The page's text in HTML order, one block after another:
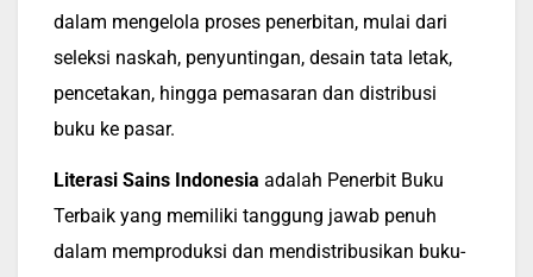
dalam mengelola proses penerbitan, mulai dari
seleksi naskah, penyuntingan, desain tata letak,
pencetakan, hingga pemasaran dan distribusi
buku ke pasar.
Literasi Sains Indonesia adalah Penerbit Buku
Terbaik yang memiliki tanggung jawab penuh
dalam memproduksi dan mendistribusikan buku-